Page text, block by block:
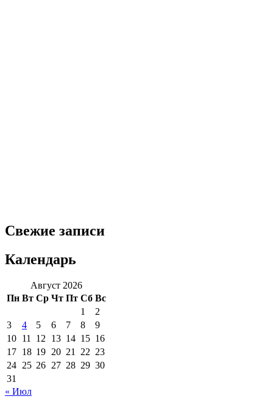
Свежие записи
Календарь
Август 2026
Пн Вт Ср Чт Пт Сб Вс
1
2
3
4 5 6 7 8
9
10 11 12 13 14 15 16
17 18 19 20 21 22 23
24 25 26 27 28 29 30
31
« Июл